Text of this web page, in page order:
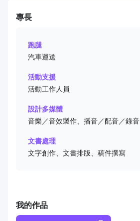
專長
跑腿
汽車運送
活動支援
活動工作人員
設計多媒體
音樂／音效製作、播音／配音／錄音
文書處理
文字創作、文書排版、稿件撰寫
我的作品